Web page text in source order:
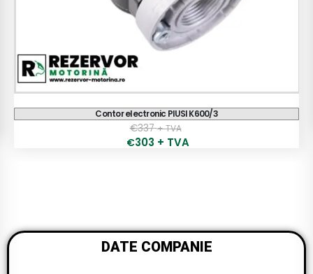
€150+ TVA
DATE COMPANIE